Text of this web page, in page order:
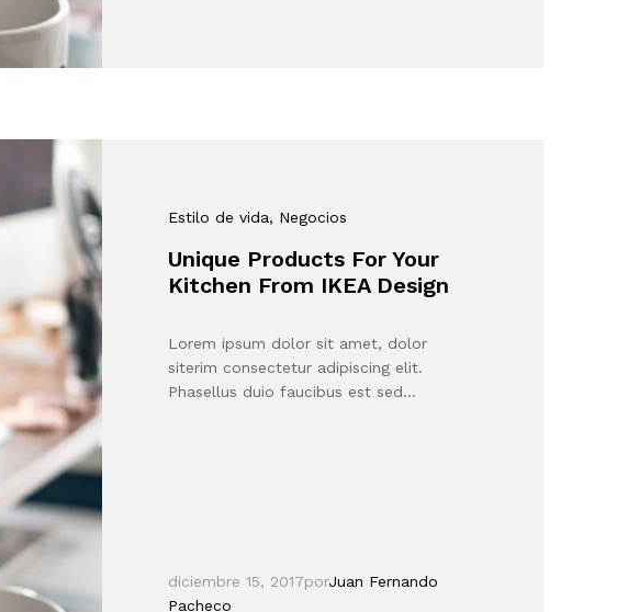
Estilo de vida, Negocios
Unique Products For Your
Kitchen From IKEA Design
Lorem ipsum dolor sit amet, dolor
siterim consectetur adipiscing elit.
Phasellus duio faucibus est sed…
diciembre 15, 2017porJuan Fernando
Pacheco